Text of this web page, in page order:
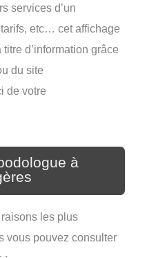
services d’un
etc… cet affichage
d’information grâce
du site
de votre
à
les plus
vous pouvez consulter